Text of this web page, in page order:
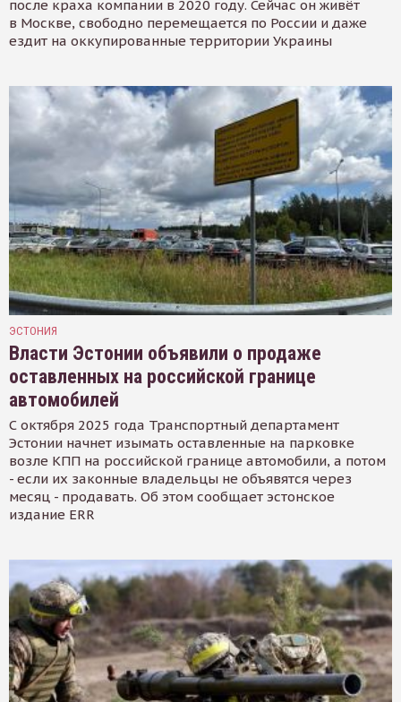
после краха компании в 2020 году. Сейчас он живёт
в Москве, свободно перемещается по России и даже
ездит на оккупированные территории Украины
ЭСТОНИЯ
Власти Эстонии объявили о продаже
оставленных на российской границе
автомобилей
С октября 2025 года Транспортный департамент
Эстонии начнет изымать оставленные на парковке
возле КПП на российской границе автомобили, а потом
- если их законные владельцы не объявятся через
месяц - продавать. Об этом сообщает эстонское
издание ERR